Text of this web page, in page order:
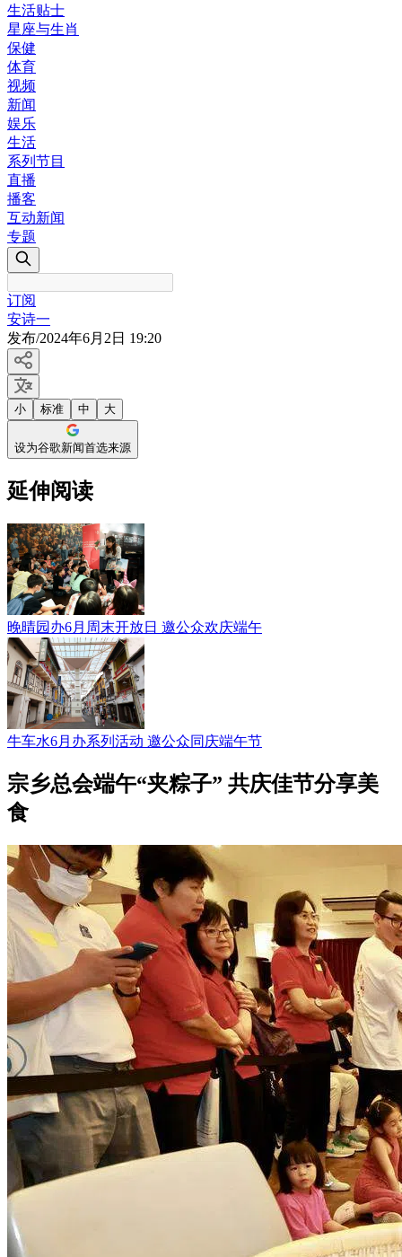
生活贴士
星座与生肖
保健
体育
视频
新闻
娱乐
生活
系列节目
直播
播客
互动新闻
专题
订阅
安诗一
发布/2024年6月2日 19:20
小 标准 中 大
设为谷歌新闻首选来源
延伸阅读
晚晴园办6月周末开放日 邀公众欢庆端午
牛车水6月办系列活动 邀公众同庆端午节
宗乡总会端午“夹粽子” 共庆佳节分享美
食